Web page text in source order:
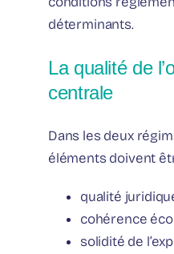
déterminants.
La qualité de
centrale
Dans les deux
éléments doivent
qualité
cohérence
solidité de